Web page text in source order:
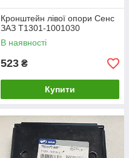
Кронштейн лівої опори Сенс
ЗАЗ Т1301-1001030
В наявності
523 ₴
Купити